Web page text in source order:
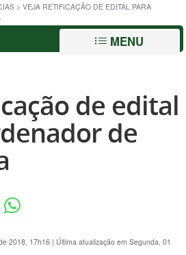
> VEJA RETIFICAÇÃO DE EDITAL PARA
MENU
de edital
de
2018, 17h16 | Última atualização em Segunda, 01